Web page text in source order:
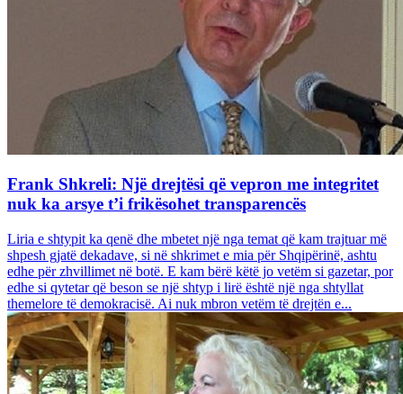
Frank Shkreli: Një drejtësi që vepron me integritet
nuk ka arsye t’i frikësohet transparencës
Liria e shtypit ka qenë dhe mbetet një nga temat që kam trajtuar më
shpesh gjatë dekadave, si në shkrimet e mia për Shqipërinë, ashtu
edhe për zhvillimet në botë. E kam bërë këtë jo vetëm si gazetar, por
edhe si qytetar që beson se një shtyp i lirë është një nga shtyllat
themelore të demokracisë. Ai nuk mbron vetëm të drejtën e...